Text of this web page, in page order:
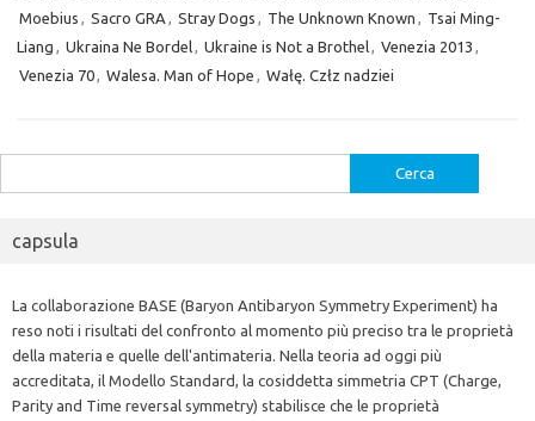
Moebius , Sacro GRA , Stray Dogs , The Unknown Known , Tsai Ming-
Liang , Ukraina Ne Bordel, Ukraine is Not a Brothel, Venezia 2013 ,
Venezia 70, Walesa. Man of Hope , Wałę. Człz nadziei
per:
capsula
La collaborazione BASE (Baryon Antibaryon Symmetry Experiment) ha
reso noti i risultati del confronto al momento più preciso tra le proprietà
della materia e quelle dell'antimateria. Nella teoria ad oggi più
accreditata, il Modello Standard, la cosiddetta simmetria CPT (Charge,
Parity and Time reversal symmetry) stabilisce che le proprietà